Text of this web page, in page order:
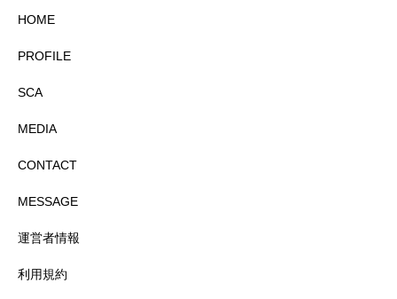
HOME
PROFILE
SCA
MEDIA
CONTACT
MESSAGE
運営者情報
利用規約